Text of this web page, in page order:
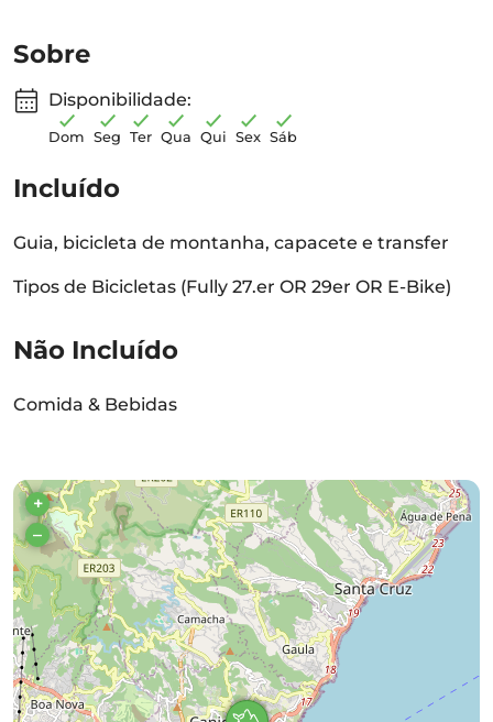
Sobre
Disponibilidade:
Dom Seg Ter Qua Qui Sex Sáb
Incluído
Guia, bicicleta de montanha, capacete e transfer
Tipos de Bicicletas (Fully 27.er OR 29er OR E-Bike)
Não Incluído
Comida & Bebidas
+
–